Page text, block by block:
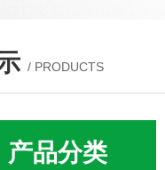
/ PRODUCTS
产品分类